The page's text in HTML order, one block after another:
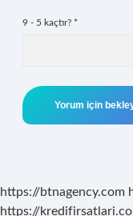
9 - 5 kaçtır? *
https://btnagency.com
https://